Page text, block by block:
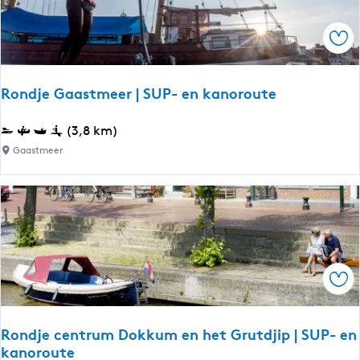
u
t
e
L
a
n
g
e
-
G
o
i
n
g
a
r
j
p
Rondje Gaastmeer | SUP- en kanoroute
R
o
d
j
e
G
a
a
s
m
(3,8 km)
Gaastmeer
Rondje centrum Dokkum en het Grutdjip | SUP- en
kanoroute